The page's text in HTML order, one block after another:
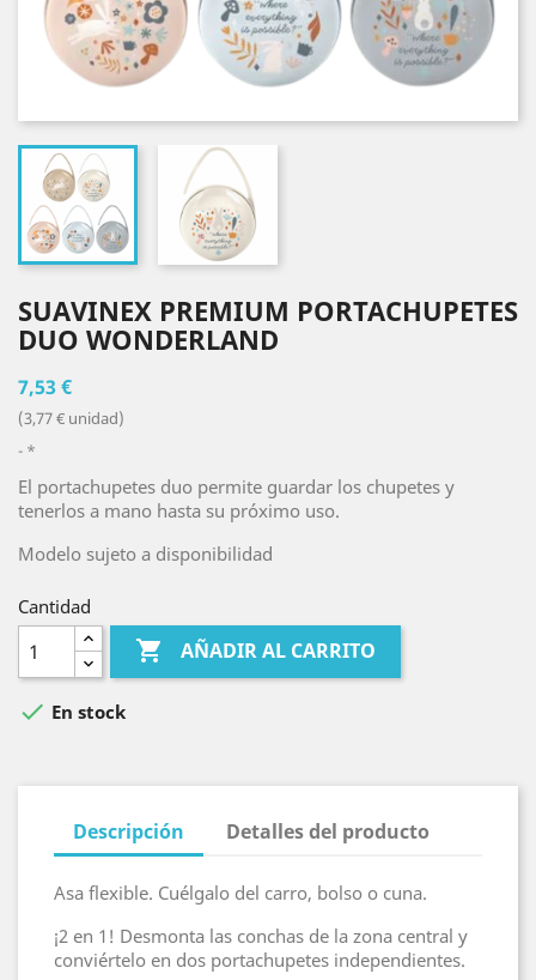
SUAVINEX PREMIUM PORTACHUPETES
DUO WONDERLAND
7,53 €
(3,77 € unidad)
*
El portachupetes duo permite guardar los chupetes y
tenerlos a mano hasta su próximo uso.
Modelo sujeto a disponibilidad
Cantidad
 AÑADIR AL CARRITO
 En stock
Descripción Detalles del producto
Asa flexible. Cuélgalo del carro, bolso o cuna.
¡2 en 1! Desmonta las conchas de la zona central y
conviértelo en dos portachupetes independientes.